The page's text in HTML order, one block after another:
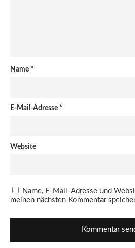
Name *
E-Mail-Adresse *
Website
Name, E-Mail-Adresse und
meinen nächsten Kommentar